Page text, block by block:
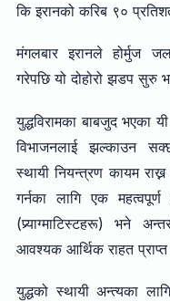
कि इरानको करिब ९०
मंगलबार इरानले होर्मुज
गरेपछि यो दोहोरो झडप सुरु
युद्धविरामका बाबजुद भएका
विभाजनलाई झल्काउन
स्थायी नियन्त्रण कायम
गर्नका लागि एक
(प्र्याग्माटिस्टहरू) भने
आवश्यक आर्थिक राहत प्राप्त
युद्धको स्थायी अन्त्यका